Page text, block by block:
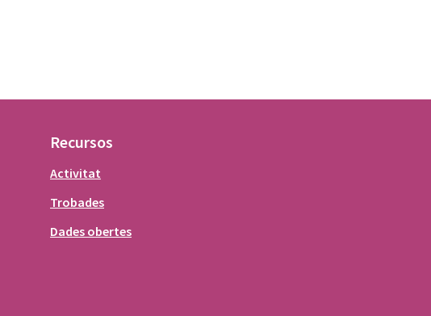
Recursos
Activitat
Trobades
Dades obertes